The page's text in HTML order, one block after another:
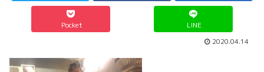
Pocket LINE
2020.04.14